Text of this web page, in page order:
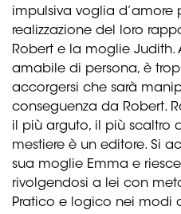
impulsiva voglia d’amore
realizzazione del loro
Robert e la moglie Judith.
amabile di persona, è
accorgersi che sarà
conseguenza da Robert.
il più arguto, il più scaltro
mestiere è un editore. Si
sua moglie Emma e
rivolgendosi a lei con
Pratico e logico nei modi